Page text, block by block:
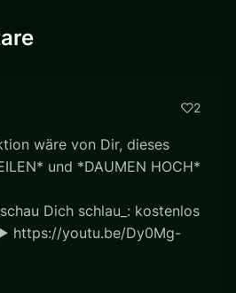
2
wäre von Dir, dieses
und *DAUMEN HOCH*
Dich schlau_: kostenlos
https://youtu.be/Dy0Mg-